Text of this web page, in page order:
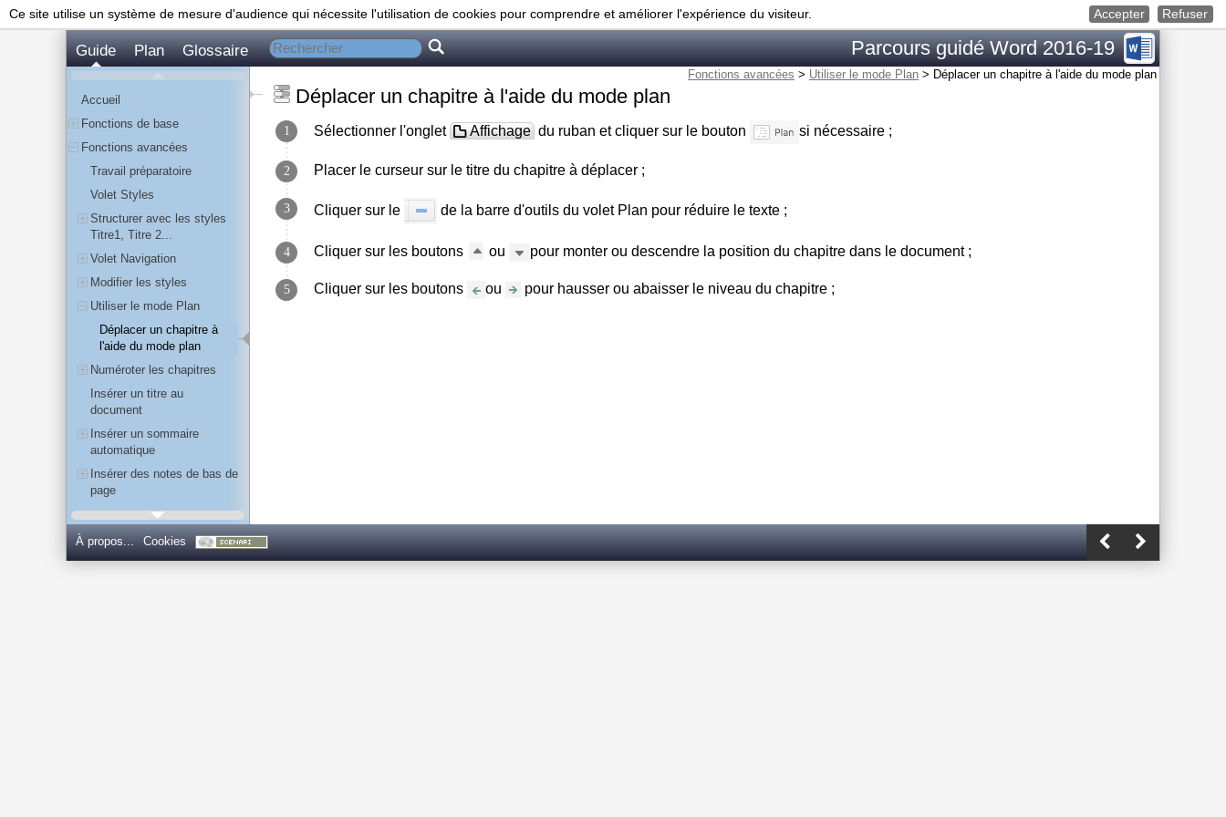
Ce site utilise un système de mesure d'audience qui nécessite l'utilisation de cookies pour comprendre et améliorer l'expérience du visiteur. Accepter Refuser
Parcours guidé Word 2016-19
Guide Plan Glossaire
Fonctions avancées > Utiliser le mode Plan > Déplacer un chapitre à l'aide du mode plan
Déplacer un chapitre à l'aide du mode plan
Sélectionner l'onglet Affichage du ruban et cliquer sur le bouton si nécessaire ;
Placer le curseur sur le titre du chapitre à déplacer ;
Cliquer sur le de la barre d'outils du volet Plan pour réduire le texte ;
Cliquer sur les boutons ou pour monter ou descendre la position du chapitre dans le document ;
Cliquer sur les boutons ou pour hausser ou abaisser le niveau du chapitre ;
Accueil
Fonctions de base
Fonctions avancées
Travail préparatoire
Volet Styles
Structurer avec les styles
Titre1, Titre 2...
Volet Navigation
Modifier les styles
Utiliser le mode Plan
Déplacer un chapitre à
l'aide du mode plan
Numéroter les chapitres
Insérer un titre au
document
Insérer un sommaire
automatique
Insérer des notes de bas de
page
Utiliser les sections pour
À propos... Cookies